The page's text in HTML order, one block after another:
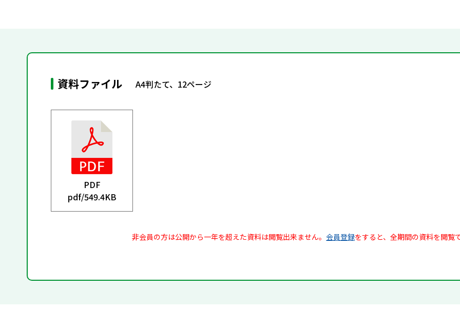
資料ファイル A4判たて、12ページ
PDF
pdf/549.4KB
非会員の方は公開から一年を超えた資料は閲覧出来ません。 会員登録をすると、全期間の資料を閲覧